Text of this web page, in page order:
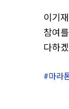
이기
참여
다하
마라